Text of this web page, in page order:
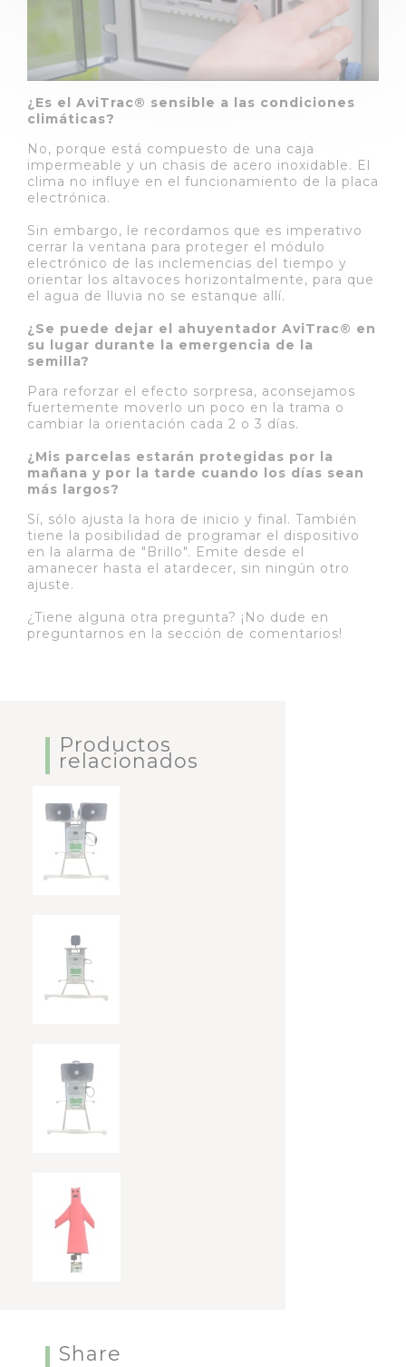
¿Es el AviTrac® sensible a las condiciones
climáticas?
No, porque está compuesto de una caja
impermeable y un chasis de acero inoxidable. El
clima no influye en el funcionamiento de la placa
electrónica.
Sin embargo, le recordamos que es imperativo
cerrar la ventana para proteger el módulo
electrónico de las inclemencias del tiempo y
orientar los altavoces horizontalmente, para que
el agua de lluvia no se estanque allí.
¿Se puede dejar el ahuyentador AviTrac® en
su lugar durante la emergencia de la
semilla?
Para reforzar el efecto sorpresa, aconsejamos
fuertemente moverlo un poco en la trama o
cambiar la orientación cada 2 o 3 días.
¿Mis parcelas estarán protegidas por la
mañana y por la tarde cuando los días sean
más largos?
Sí, sólo ajusta la hora de inicio y final. También
tiene la posibilidad de programar el dispositivo
en la alarma de "Brillo". Emite desde el
amanecer hasta el atardecer, sin ningún otro
ajuste.
¿Tiene alguna otra pregunta? ¡No dude en
preguntarnos en la sección de comentarios!
Productos
relacionados
Share